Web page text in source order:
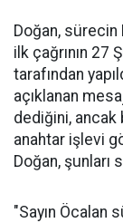
Doğan,
ilk çağrının 27
tarafından
açıklanan
dediğini,
anahtar işlevi
Doğan, şunları
"Sayın Öcalan